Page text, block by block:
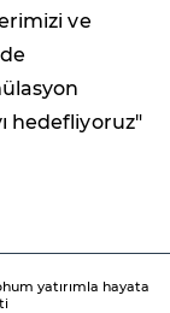
ve
hedefliyoruz"
yatırımla hayata